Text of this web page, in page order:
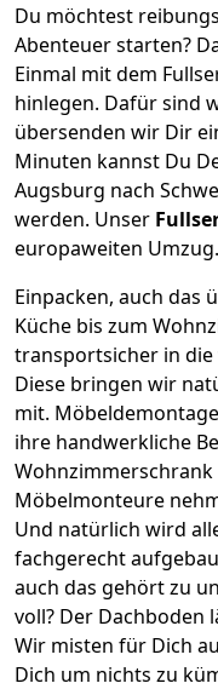
Du möchtest
Abenteuer starten?
Einmal mit dem
hinlegen. Dafür sind
übersenden wir Dir
Minuten kannst Du
Augsburg nach
werden. Unser
europaweiten
Einpacken, auch das
Küche bis zum
transportsicher in
Diese bringen wir
mit.
ihre handwerkliche
Möbelmonteure
Und natürlich wird
fachgerecht
auch das gehört zu
voll? Der
Wir misten für Dich
Dich um nichts zu